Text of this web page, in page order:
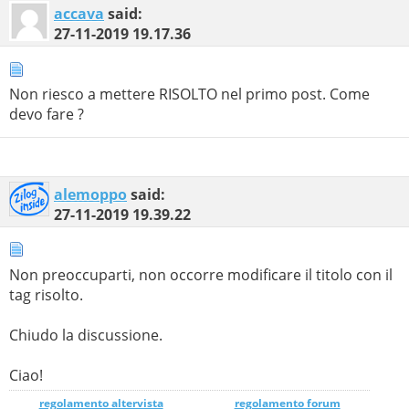
# and the requested path and file doesn't directly
RewriteCond %{REQUEST_FILENAME} !-d
# internally rewrite the request to the index.php
#
# /* modifica */
# # av:php5-engine
AddHandler av-php5 .php
accava said:
27-11-2019 19.17.36
Non riesco a mettere RISOLTO nel primo post. Come
devo fare ?
alemopposaid:
27-11-2019 19.39.22
Non preoccuparti, non occorre modificare il titolo con il
tag risolto.
Chiudo la discussione.
Ciao!
regolamento altervista_______________ regolamento forum